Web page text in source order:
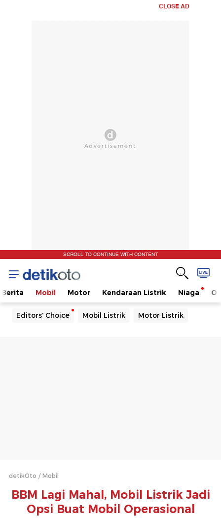
CLOSE AD
SCROLL TO CONTINUE WITH CONTENT
Berita Mobil Motor Kendaraan Listrik Niaga
Editors' Choice Mobil Listrik Motor Listrik
detikOto Mobil
BBM Lagi Mahal, Mobil Listrik Jadi
Opsi Buat Mobil Operasional